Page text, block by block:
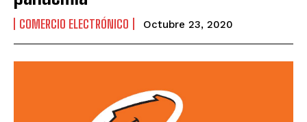
COMERCIO ELECTRÓNICO Octubre 23, 2020